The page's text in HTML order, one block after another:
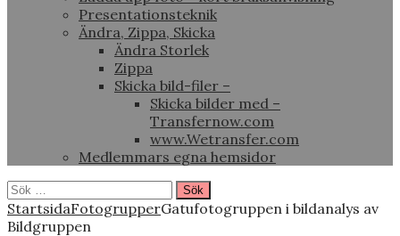
Presentationsteknik
Ändra, Zippa, Skicka
Ändra Storlek
Zippa
Skicka bild-filer –
Skicka bilder med –
Transfernow.com
www.Wetransfer.com
Medlemmars egna hemsidor
Sök
efter:
StartsidaFotogrupperGatufotogruppen i bildanalys av
Bildgruppen